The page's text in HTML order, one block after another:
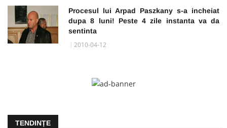
Procesul lui Arpad Paszkany s-a incheiat
dupa 8 luni! Peste 4 zile instanta va da
sentinta
2010-04-12
TENDINȚE